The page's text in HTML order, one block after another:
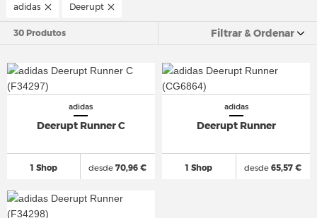
adidas Deerupt
30 Produtos Filtrar & Ordenar
adidas
Deerupt Runner C
1 Shop desde 70,96 €
adidas
Deerupt Runner
1 Shop desde 65,57 €